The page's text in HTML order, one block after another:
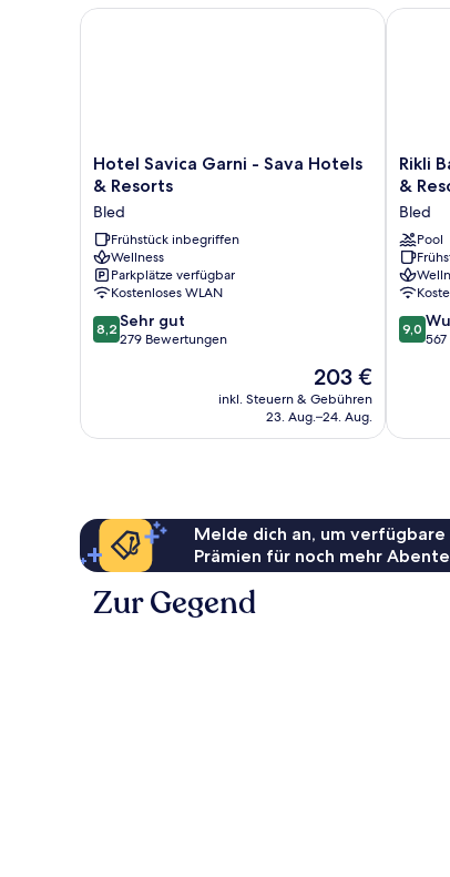
Hotel
Savica
-
Sava
Hotels
&
Resorts
Bled
Hotel Savica Garni - Sava Hotels
& Resorts
Bled
Frühstück inbegriffen
Wellness
Parkplätze verfügbar
Kostenloses WLAN
8.2
von
Bewertungen
8,2 Sehr gut
279 Bewertungen
Der
Preis
beträgt
203 €
inkl. Steuern & Gebühren
23. Aug.–24. Aug.
Hotel Savica Garni - Sava Hotels & Resorts
Rikli
-
Sava
Hotels
&
Resorts
Bled
Rikli
&
Bled
Pool
9.0
von
9,0
Rikli
Melde dich an, um
Prämien für noch mehr
Zur Gegend